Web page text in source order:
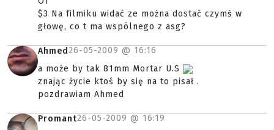
$3 Na filmiku widać ze można dostać czymś w
głowę, co t ma wspólnego z asg?
Ahmed26-05-2009 @ 16:16
a może by tak 81mm Mortar U.S
znając życie ktoś by się na to pisał .
pozdrawiam Ahmed
Promant26-05-2009 @ 16:19